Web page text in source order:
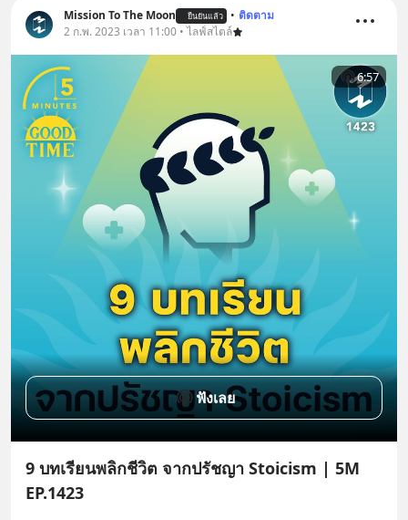
Mission To The Moon ยืนยันแล้ว • ติดตาม
2 ก.พ. 2023 เวลา 11:00 • ไลฟ์สไตล์
6:57
ฟังเลย
9 บทเรียนพลิกชีวิต จากปรัชญา Stoicism | 5M
EP.1423